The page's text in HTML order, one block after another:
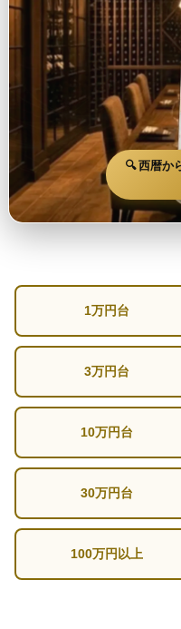
🔍 西暦か
1万円台
3万円台
10万円台
30万円台
100万円以上